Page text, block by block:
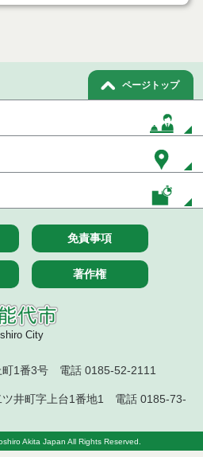
ページトップ
免責事項
著作権
City
町1番3号 電話 0185-52-2111
ツ井町字上台1番地1 電話 0185-73-
Akita Japan All Rights Reserved.